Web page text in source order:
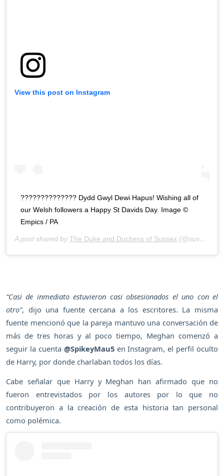
View this post on Instagram
?????????????? Dydd Gwyl Dewi Hapus! Wishing all of
our Welsh followers a Happy St Davids Day. Image ©
Empics / PA
A post shared by The Duke and Duchess of Sussex (@sussexroyal) on
“Casi de inmediato estuvieron casi obsesionados el uno con el
otro”, dijo una fuente cercana a los escritores. La misma
fuente mencionó que la pareja mantuvo una conversación de
más de tres horas y al poco tiempo, Meghan comenzó a
seguir la cuenta @SpikeyMau5en Instagram, el perfil oculto
de Harry, por donde charlaban todos los días.
Cabe señalar que Harry y Meghan han afirmado que no
fueron entrevistados por los autores por lo que no
contribuyeron a la creación de esta historia tan personal
como polémica.